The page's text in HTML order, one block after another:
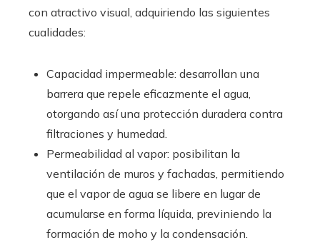
con atractivo visual, adquiriendo las siguientes
cualidades:
Capacidad impermeable: desarrollan una
barrera que repele eficazmente el agua,
otorgando así una protección duradera contra
filtraciones y humedad.
Permeabilidad al vapor: posibilitan la
ventilación de muros y fachadas, permitiendo
que el vapor de agua se libere en lugar de
acumularse en forma líquida, previniendo la
formación de moho y la condensación.